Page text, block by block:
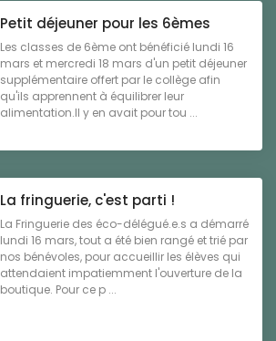
Petit déjeuner pour les 6èmes
Les classes de 6ème ont bénéficié lundi 16
mars et mercredi 18 mars d'un petit déjeuner
supplémentaire offert par le collège afin
qu'ils apprennent à équilibrer leur
alimentation.Il y en avait pour tou ...
La fringuerie, c'est parti !
La Fringuerie des éco-délégué.e.s a démarré
lundi 16 mars, tout a été bien rangé et trié par
nos bénévoles, pour accueillir les élèves qui
attendaient impatiemment l'ouverture de la
boutique. Pour ce p ...